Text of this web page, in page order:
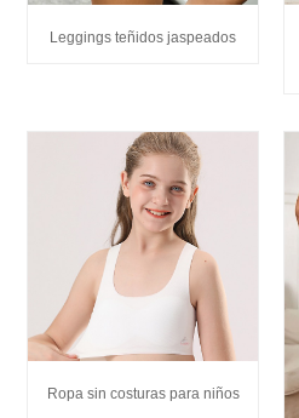
Leggings teñidos jaspeados
Ropa sin costuras para niños